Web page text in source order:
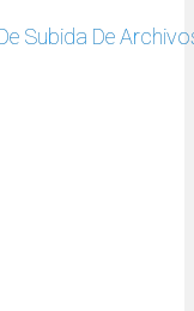
Subida De